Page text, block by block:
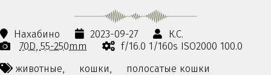
Нахабино 2023-09-27
К.С.
70D 55-250mm
f/16.0 1/160s ISO2000 100.0
животные,
кошки,
полосатые кошки